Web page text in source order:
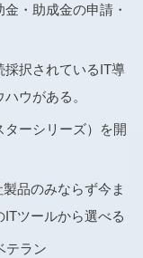
・助成金の申請・
採択されているIT導
ウがある。
ーシリーズ）を開
品のみならず今ま
ツールから選べる
テラン